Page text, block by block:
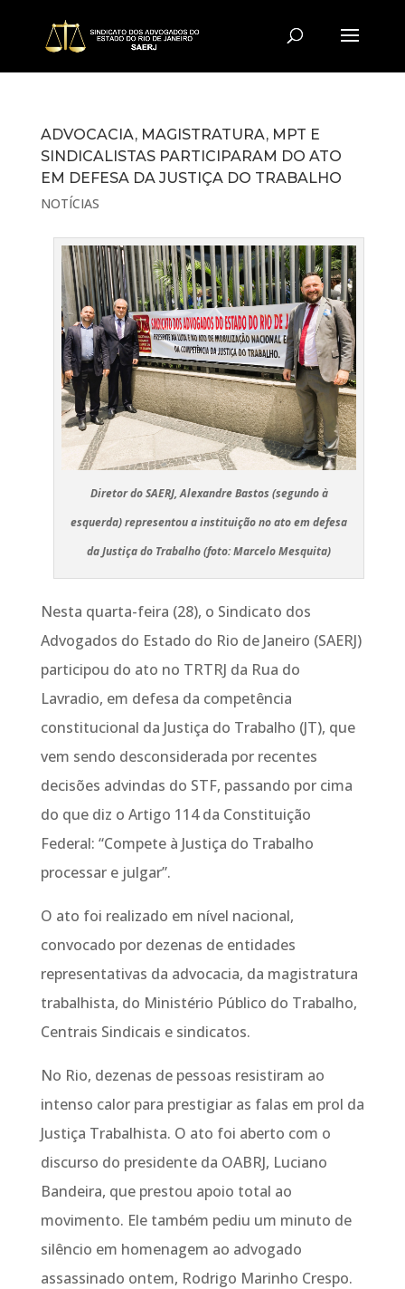
ADVOCACIA, MAGISTRATURA, MPT E
SINDICALISTAS PARTICIPARAM DO ATO
EM DEFESA DA JUSTIÇA DO TRABALHO
NOTÍCIAS
Diretor do SAERJ, Alexandre Bastos (segundo à
esquerda) representou a instituição no ato em defesa
da Justiça do Trabalho (foto: Marcelo Mesquita)
Nesta quarta-feira (28), o Sindicato dos
Advogados do Estado do Rio de Janeiro (SAERJ)
participou do ato no TRTRJ da Rua do
Lavradio, em defesa da competência
constitucional da Justiça do Trabalho (JT), que
vem sendo desconsiderada por recentes
decisões advindas do STF, passando por cima
do que diz o Artigo 114 da Constituição
Federal: “Compete à Justiça do Trabalho
processar e julgar”.
O ato foi realizado em nível nacional,
convocado por dezenas de entidades
representativas da advocacia, da magistratura
trabalhista, do Ministério Público do Trabalho,
Centrais Sindicais e sindicatos.
No Rio, dezenas de pessoas resistiram ao
intenso calor para prestigiar as falas em prol da
Justiça Trabalhista. O ato foi aberto com o
discurso do presidente da OABRJ, Luciano
Bandeira, que prestou apoio total ao
movimento. Ele também pediu um minuto de
silêncio em homenagem ao advogado
assassinado ontem, Rodrigo Marinho Crespo.